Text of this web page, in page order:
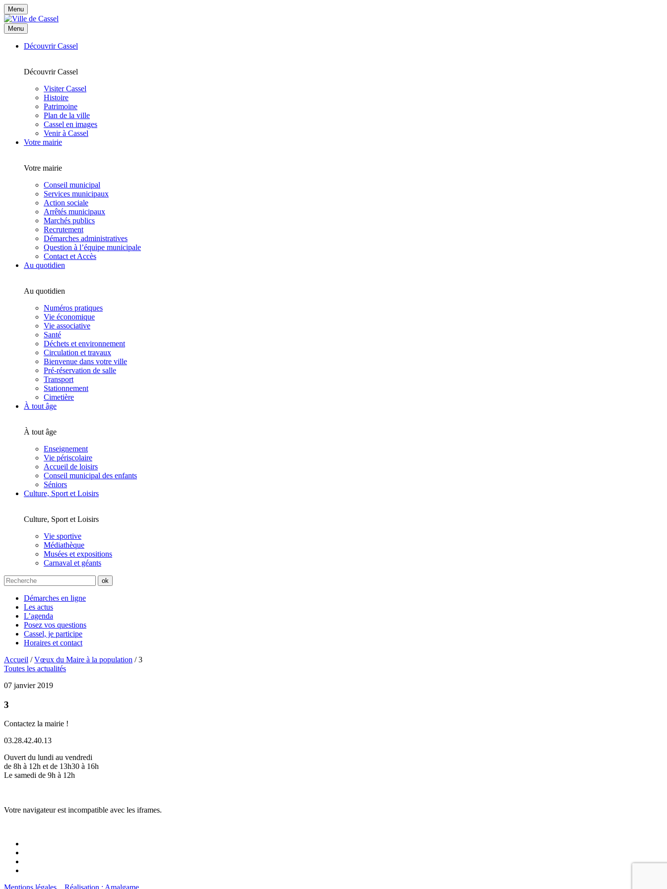
Menu
Menu
Découvrir Cassel
Découvrir Cassel
Visiter Cassel
Histoire
Patrimoine
Plan de la ville
Cassel en images
Venir à Cassel
Votre mairie
Votre mairie
Conseil municipal
Services municipaux
Action sociale
Arrêtés municipaux
Marchés publics
Recrutement
Démarches administratives
Question à l’équipe municipale
Contact et Accès
Au quotidien
Au quotidien
Numéros pratiques
Vie économique
Vie associative
Santé
Déchets et environnement
Circulation et travaux
Bienvenue dans votre ville
Pré-réservation de salle
Transport
Stationnement
Cimetière
À tout âge
À tout âge
Enseignement
Vie périscolaire
Accueil de loisirs
Conseil municipal des enfants
Séniors
Culture, Sport et Loisirs
Culture, Sport et Loisirs
Vie sportive
Médiathèque
Musées et expositions
Carnaval et géants
Démarches en ligne
Les actus
L’agenda
Posez vos questions
Cassel, je participe
Horaires et contact
Accueil /Vœux du Maire à la population /3
Toutes les actualités
07 janvier 2019
3
Contactez la mairie !
03.28.42.40.13
Ouvert du lundi au vendredi
de 8h à 12h et de 13h30 à 16h
Le samedi de 9h à 12h
Votre navigateur est incompatible avec les iframes.